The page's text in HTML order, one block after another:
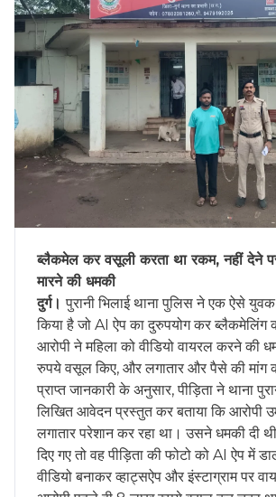
ब्लैकमेल कर वसूली करता था रकम, नहीं देने
मारने की धमकी
दुर्ग।पुरानी भिलाई थाना पुलिस ने एक ऐसे युवक
किया है जो AI ऐप का दुरुपयोग कर ब्लैकमेलिंग
आरोपी ने महिला को वीडियो वायरल करने की
रुपये वसूल किए, और लगातार और पैसे की मांग
प्राप्त जानकारी के अनुसार, पीड़िता ने थाना
लिखित आवेदन प्रस्तुत कर बताया कि आरोपी
लगातार परेशान कर रहा था। उसने धमकी दी
दिए गए तो वह पीड़िता की फोटो को AI ऐप में
वीडियो बनाकर व्हाट्सऐप और इंस्टाग्राम पर